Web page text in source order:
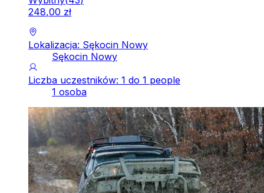
248,00 zł
Lokalizacja: Sękocin Nowy
Sękocin Nowy
Liczba uczestników: 1 do 1 people
1 osoba